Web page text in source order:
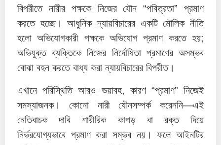
বিপরীতে নারীর পক্ষকে নিজের যৌন “পবিত্রতা” প্রমাণ
করতে হচ্ছে। আধুনিক ন্যায়বিচারের একটি মৌলিক নীতি
হলো অভিযোগকারী পক্ষকে অভিযোগ প্রমাণ করতে হয়;
অভিযুক্ত ব্যক্তিকে নিজের নির্দোষিতা প্রমাণের অসম্ভব
বোঝা বহন করতে বাধ্য করা ন্যায়বিচারের বিপরীত।
এখানে পরিস্থিতি আরও ভয়াবহ, কারণ “প্রমাণ” নিজেই
সমস্যাজনক। কোনো নারী যৌনসম্পর্ক করেননি—এই
নেতিবাচক দাবি শারীরিক কাপড় বা রক্ত দিয়ে
নির্ভরযোগ্যভাবে প্রমাণ করা সম্ভব নয়। ফলে আইনটির